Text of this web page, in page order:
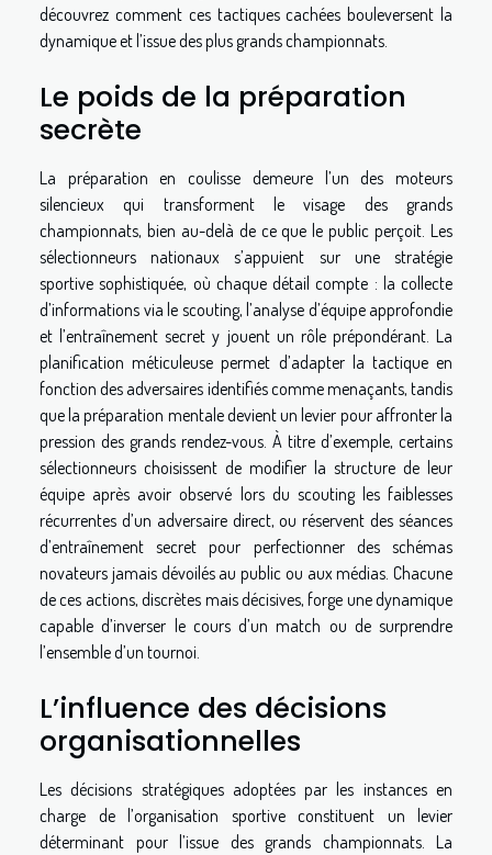
découvrez comment ces tactiques cachées bouleversent la
dynamique et l’issue des plus grands championnats.
Le poids de la préparation
secrète
La préparation en coulisse demeure l’un des moteurs
silencieux qui transforment le visage des grands
championnats, bien au-delà de ce que le public perçoit. Les
sélectionneurs nationaux s’appuient sur une stratégie
sportive sophistiquée, où chaque détail compte : la collecte
d’informations via le scouting, l’analyse d’équipe approfondie
et l’entraînement secret y jouent un rôle prépondérant. La
planification méticuleuse permet d’adapter la tactique en
fonction des adversaires identifiés comme menaçants, tandis
que la préparation mentale devient un levier pour affronter la
pression des grands rendez-vous. À titre d’exemple, certains
sélectionneurs choisissent de modifier la structure de leur
équipe après avoir observé lors du scouting les faiblesses
récurrentes d’un adversaire direct, ou réservent des séances
d’entraînement secret pour perfectionner des schémas
novateurs jamais dévoilés au public ou aux médias. Chacune
de ces actions, discrètes mais décisives, forge une dynamique
capable d’inverser le cours d’un match ou de surprendre
l’ensemble d’un tournoi.
L’influence des décisions
organisationnelles
Les décisions stratégiques adoptées par les instances en
charge de l’organisation sportive constituent un levier
déterminant pour l’issue des grands championnats. La